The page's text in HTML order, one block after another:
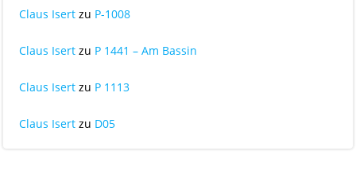
Claus Isert zu P-1008
Claus Isert zu P 1441 – Am Bassin
Claus Isert zu P 1113
Claus Isert zu D05